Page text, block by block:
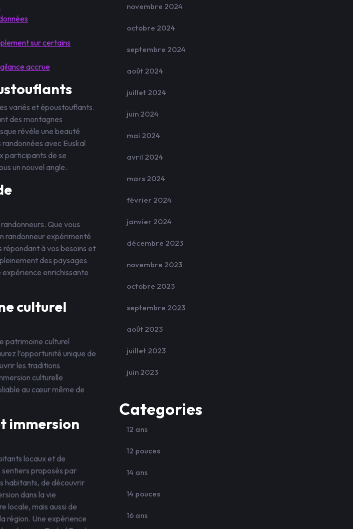
sur certains
accrue
variés et époustouflants.
des montagnes
révèle une beauté
avec Euskal
participants de se
un nouvel angle.
Que vous
randonneur expérimenté
répondant à vos besoins et
des paysages
enrichissante
culturel
patrimoine culturel
l’opportunité unique de
les traditions
culturelle
au cœur même de
immersion
locaux et de
sentiers proposés par
habitants, de découvrir
dans la vie
locale, mais aussi de
région. Une expérience
novembre 2024
octobre 2024
septembre 2024
août 2024
juillet 2024
juin 2024
mai 2024
avril 2024
mars 2024
février 2024
janvier 2024
décembre 2023
novembre 2023
octobre 2023
septembre 2023
août 2023
juillet 2023
juin 2023
Categories
12 ans
12 pouces
14 ans
14 pouces
16 ans